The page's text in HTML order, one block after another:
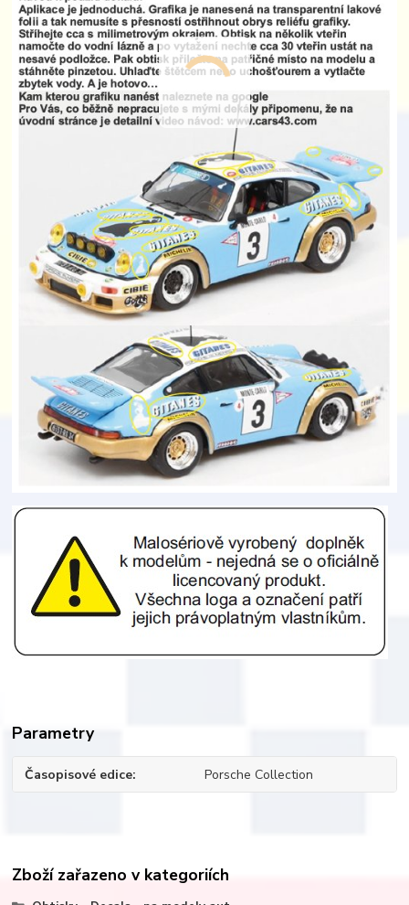
Parametry
Časopisové edice Porsche Collection
Zboží zařazeno v kategoriích